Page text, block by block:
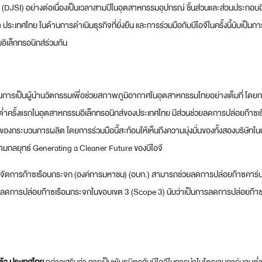
อย่างต่อเนื่องเป็นเวลาสามปีในอุตสาหกรรมอุปกรณ์ ชิ้นส่วนและส่วนประกอบ
ะเทศไทย ในด้านการดำเนินธุรกิจที่ยั่งยืน และการร่วมมือกับบีไอจีในครั้งนี้นับเป็น
เล็กทรอนิกส์ร่วมกัน
การเป็นผู้นำนวัตกรรมเพื่อช่วยสภาพภูมิอากาศในอุตสาหกรรมไทยอย่างเต็มที่ โดย
ครั้งแรกในอุตสาหกรรมอิเล็กทรอนิกส์ของประเทศไทย มีส่วนช่วยลดการปล่อยก๊าซ
ะบวนการผลิต โดยการร่วมมือนี้สะท้อนให้เห็นถึงความมุ่งมั่นของทั้งสองบริษัทในก
กลยุทธ์ Generating a Cleaner Future ของบีไอจี
การก๊าซเรือนกระจก (องค์การมหาชน) (อบก.) สามารถช่วยลดการปล่อยก๊าซคา
การปล่อยก๊าซเรือนกระจกในขอบเขต 3 (Scope 3) นับว่าเป็นการลดการปล่อยก๊า